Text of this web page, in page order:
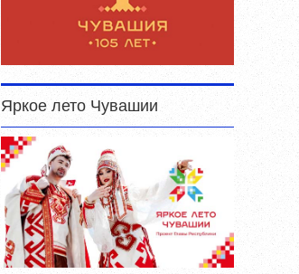
Яркое лето Чувашии